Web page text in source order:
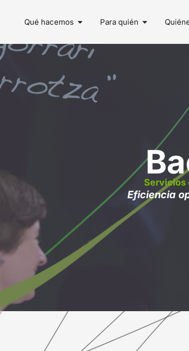
Qué hacemos Para quién
Servicios
Eficiencia